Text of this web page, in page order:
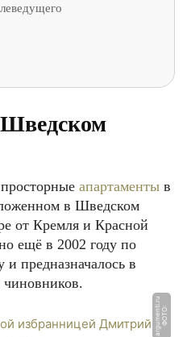
апартаменты в
в Шведском
от Кремля и Красной
ещё в 2002 году по
предназначалось в
чиновников.
Ф
О
Т
О:
a
r
g
u
m
e
n
ti.
r
u